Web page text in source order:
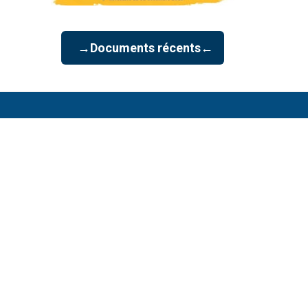
→Documents récents←